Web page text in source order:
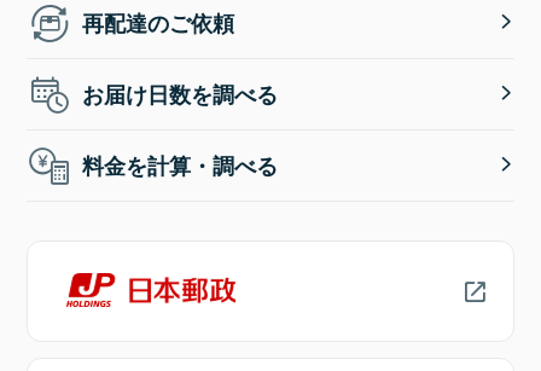
再配達のご依頼
お届け日数を調べる
料金を計算・調べる